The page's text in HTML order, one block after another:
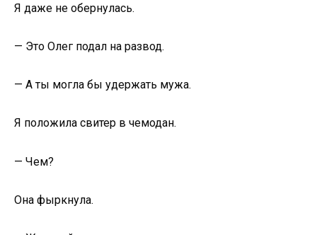
Я даже не обернулась.
— Это Олег подал на развод.
— А ты могла бы удержать мужа.
Я положила свитер в чемодан.
— Чем?
Она фыркнула.